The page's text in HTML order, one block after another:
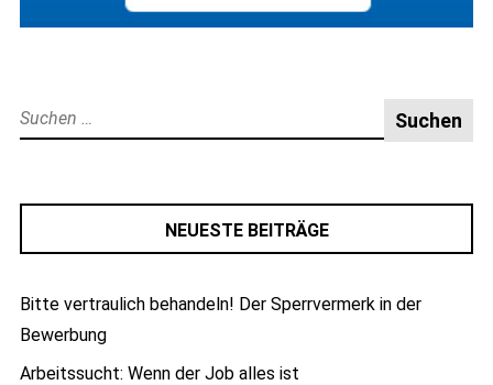
Suche
nach:
NEUESTE BEITRÄGE
Bitte vertraulich behandeln! Der Sperrvermerk in der
Bewerbung
Arbeitssucht: Wenn der Job alles ist